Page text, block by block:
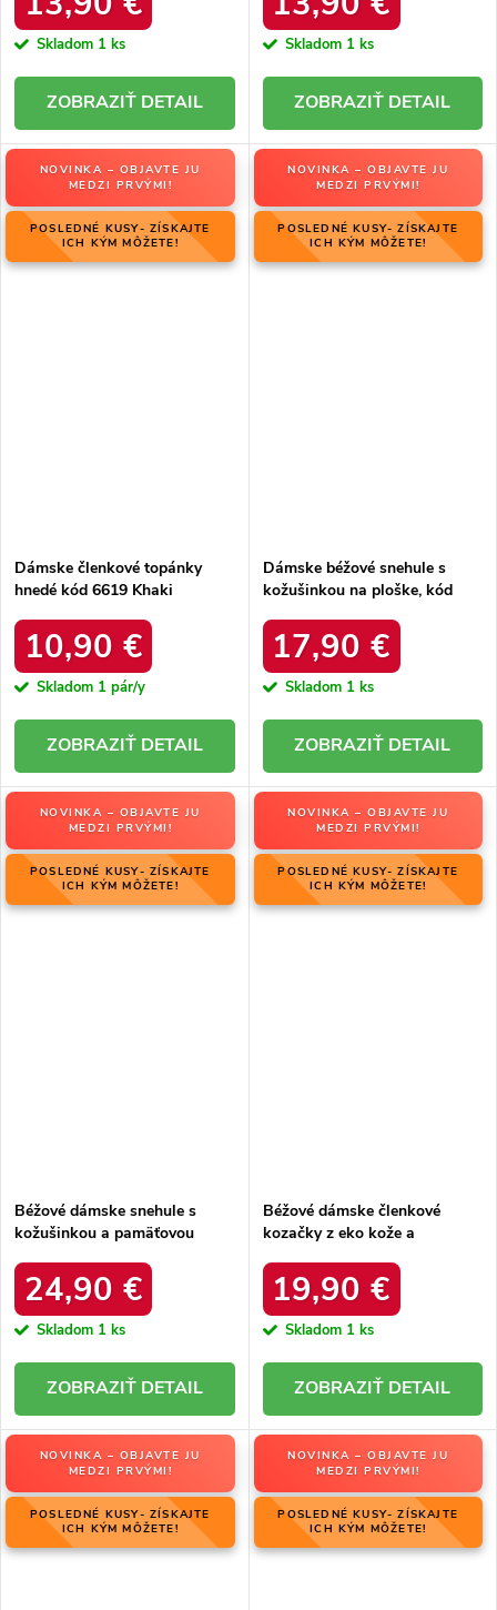
Skladom 1 ks
DETAIL
Skladom 1 ks
DETAIL
NOVINKA – OBJAVTE JU
MEDZI PRVÝMI!
POSLEDNÉ KUSY- ZÍSKAJTE
ICH KÝM MÔŽETE!
Dámske členkové topánky
hnedé kód 6619 Khaki
10,90 €
Skladom 1 pár/y
DETAIL
NOVINKA – OBJAVTE JU
MEDZI PRVÝMI!
POSLEDNÉ KUSY- ZÍSKAJTE
ICH KÝM MÔŽETE!
Dámske béžové snehule s
kožušinkou na ploške, kód
17,90 €
Skladom 1 ks
DETAIL
NOVINKA – OBJAVTE JU
MEDZI PRVÝMI!
POSLEDNÉ KUSY- ZÍSKAJTE
ICH KÝM MÔŽETE!
Béžové dámske snehule s
kožušinkou a pamäťovou
SYSTEM, kód produktu
II274263 BEIGE
24,90 €
Skladom 1 ks
DETAIL
NOVINKA – OBJAVTE JU
MEDZI PRVÝMI!
POSLEDNÉ KUSY- ZÍSKAJTE
ICH KÝM MÔŽETE!
Béžové dámske členkové
kozačky z eko kože a
prackou a vyvýšeným
podpätkom, kód produktu
M623 BEIGE
19,90 €
Skladom 1 ks
DETAIL
NOVINKA – OBJAVTE JU
MEDZI PRVÝMI!
POSLEDNÉ KUSY- ZÍSKAJTE
ICH KÝM MÔŽETE!
NOVINKA – OBJAVTE JU
MEDZI PRVÝMI!
POSLEDNÉ KUSY- ZÍSKAJTE
ICH KÝM MÔŽETE!